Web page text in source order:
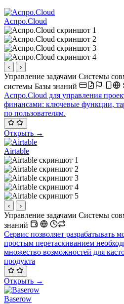
Аспро.Cloud
‹ ›
Управление задачами Системы
системы Базы знаний
Аспро.Cloud для управления
финансами: ключевые функции,
по пользователям.
Открыть →
Airtable
‹ ›
Управление задачами Системы
знаний
Сервис позволяет разрабатывать
простым перетаскиванием
множество возможностей для
продукта
Открыть →
Baserow